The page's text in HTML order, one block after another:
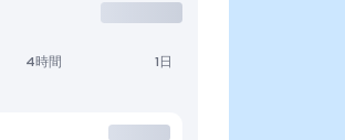
4時間 1日